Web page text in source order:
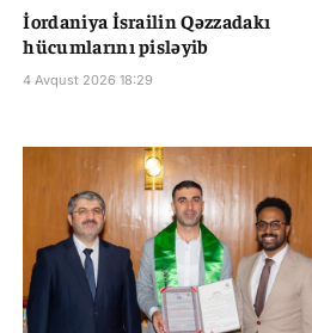
İordaniya İsrailin Qəzzadakı
hücumlarını pisləyib
4 Avqust 2026 18:29